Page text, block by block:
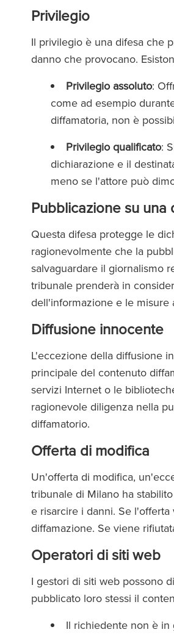
Privilegio
Il privilegio è una difesa che
danno che provocano.
Privilegio assoluto:
come ad esempio
diffamatoria, non è
Privilegio qualificato:
dichiarazione e il
meno se l'attore può
Pubblicazione su
Questa difesa protegge le
ragionevolmente che la
salvaguardare il giornalismo
tribunale prenderà in
dell'informazione e le misure
Diffusione innocente
L'eccezione della diffusione
principale del contenuto
servizi Internet o le
ragionevole diligenza nella
diffamatorio.
Offerta di modifica
Un'offerta di modifica,
tribunale di Milano ha
e risarcire i danni. Se
diffamazione. Se viene
Operatori di siti web
I gestori di siti web possono
pubblicato loro stessi il
Il richiedente non è in